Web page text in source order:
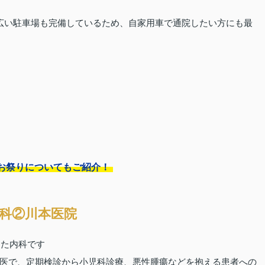
駐車場も完備しているため、自家用車で通院したい方にも最
祭りについてもご紹介！
②川本医院
内科です
で、定期検診から小児科診療、悪性腫瘍などを抱える患者への